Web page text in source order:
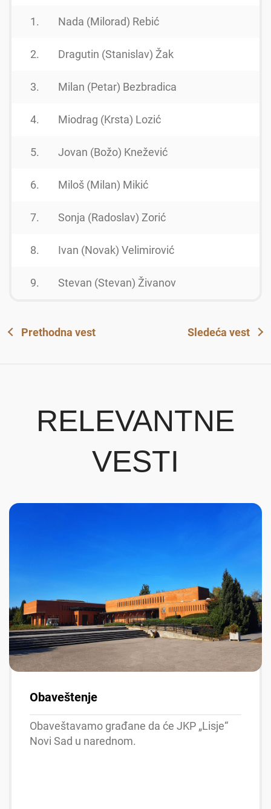
1. Nada (Milorad) Rebić
2. Dragutin (Stanislav) Žak
3. Milan (Petar) Bezbradica
4. Miodrag (Krsta) Lozić
5. Jovan (Božo) Knežević
6. Miloš (Milan) Mikić
7. Sonja (Radoslav) Zorić
8. Ivan (Novak) Velimirović
9. Stevan (Stevan) Živanov
Prethodna vest Sledeća vest
RELEVANTNE
VESTI
Obaveštenje
Obaveštavamo građane da će JKP „Lisje“
Novi Sad u narednom.